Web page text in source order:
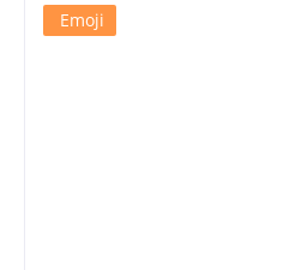
Emoji